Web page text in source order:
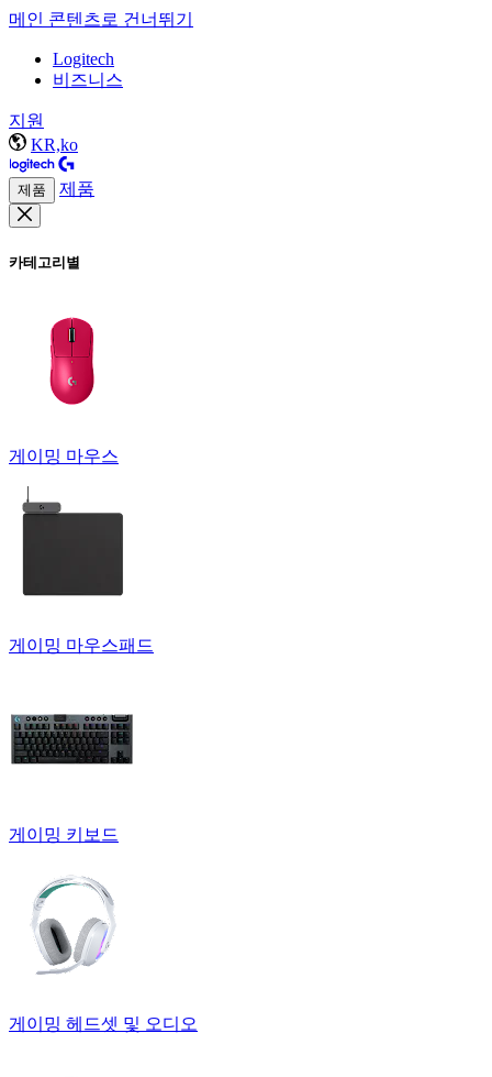
메인 콘텐츠로 건너뛰기
Logitech
비즈니스
지원
KR,ko
제품 제품
카테고리별
게이밍 마우스
게이밍 마우스패드
게이밍 키보드
게이밍 헤드셋 및 오디오